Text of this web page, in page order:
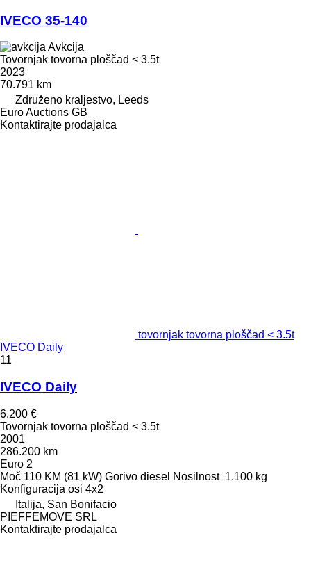
IVECO 35-140
Avkcija
Tovornjak tovorna ploščad < 3.5t
2023
70.791 km
Združeno kraljestvo, Leeds
Euro Auctions GB
Kontaktirajte prodajalca
tovornjak tovorna ploščad < 3.5t
IVECO Daily
11
IVECO Daily
6.200 €
Tovornjak tovorna ploščad < 3.5t
2001
286.200 km
Euro 2
Moč 110 KM (81 kW) Gorivo diesel Nosilnost 1.100 kg
Konfiguracija osi 4x2
Italija, San Bonifacio
PIEFFEMOVE SRL
Kontaktirajte prodajalca